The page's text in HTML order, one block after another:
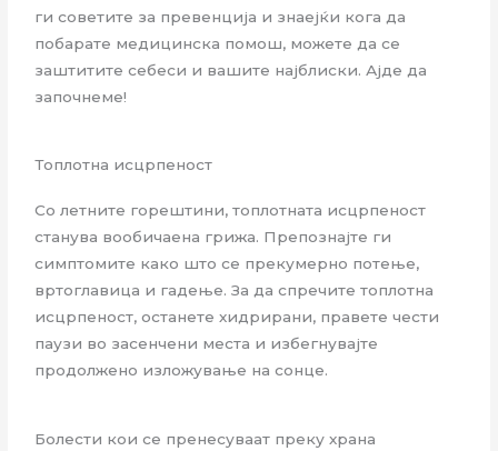
ги советите за превенција и знаејќи кога да
побарате медицинска помош, можете да се
заштитите себеси и вашите најблиски. Ајде да
започнеме!
Топлотна исцрпеност
Со летните горештини, топлотната исцрпеност
станува вообичаена грижа. Препознајте ги
симптомите како што се прекумерно потење,
вртоглавица и гадење. За да спречите топлотна
исцрпеност, останете хидрирани, правете чести
паузи во засенчени места и избегнувајте
продолжено изложување на сонце.
Болести кои се пренесуваат преку храна